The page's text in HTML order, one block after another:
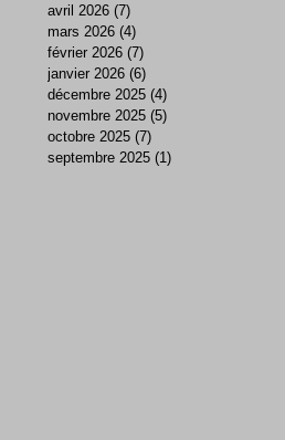
avril 2026 (7)
mars 2026 (4)
février 2026 (7)
janvier 2026 (6)
décembre 2025 (4)
novembre 2025 (5)
octobre 2025 (7)
septembre 2025 (1)